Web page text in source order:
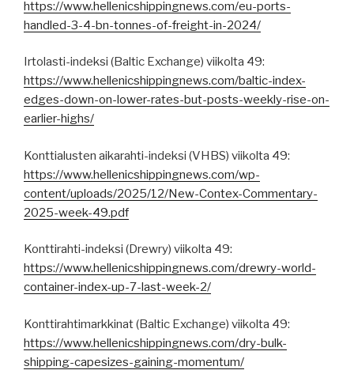
https://www.hellenicshippingnews.com/eu-ports-
handled-3-4-bn-tonnes-of-freight-in-2024/
Irtolasti-indeksi (Baltic Exchange) viikolta 49:
https://www.hellenicshippingnews.com/baltic-index-
edges-down-on-lower-rates-but-posts-weekly-rise-on-
earlier-highs/
Konttialusten aikarahti-indeksi (VHBS) viikolta 49:
https://www.hellenicshippingnews.com/wp-
content/uploads/2025/12/New-Contex-Commentary-
2025-week-49.pdf
Konttirahti-indeksi (Drewry) viikolta 49:
https://www.hellenicshippingnews.com/drewry-world-
container-index-up-7-last-week-2/
Konttirahtimarkkinat (Baltic Exchange) viikolta 49:
https://www.hellenicshippingnews.com/dry-bulk-
shipping-capesizes-gaining-momentum/